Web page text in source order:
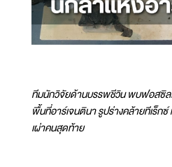
ทีมนักวิจัยด้านบรรพชีวิน พบฟอสซิลไ
พื้นที่อาร์เจนตินา รูปร่างคล้ายทีเร็ก
เผ่าคนสุดท้าย